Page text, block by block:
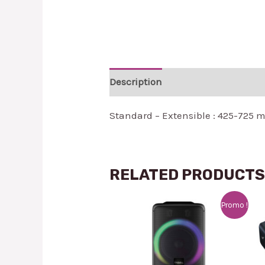
Description
Standard – Extensible : 425-725
RELATED PRODUCTS
Promo !